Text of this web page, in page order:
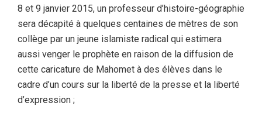
8 et 9 janvier 2015, un professeur d’histoire-géographie
sera décapité à quelques centaines de mètres de son
collège par un jeune islamiste radical qui estimera
aussi venger le prophète en raison de la diffusion de
cette caricature de Mahomet à des élèves dans le
cadre d’un cours sur la liberté de la presse et la liberté
d’expression ;